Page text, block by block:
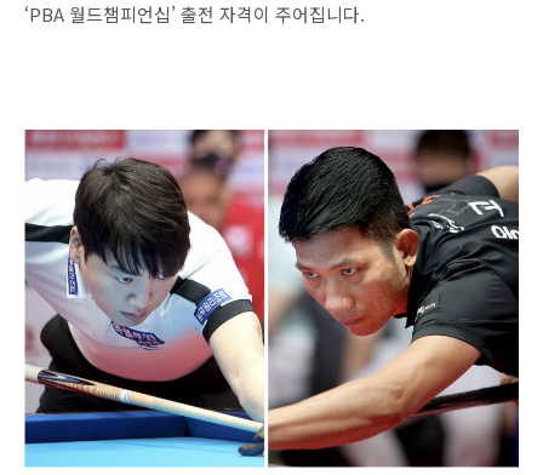
‘PBA 월드챔피언십’ 출전 자격이 주어집니다.